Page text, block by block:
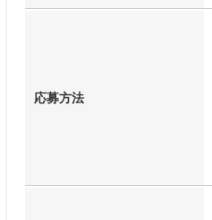
応募方法